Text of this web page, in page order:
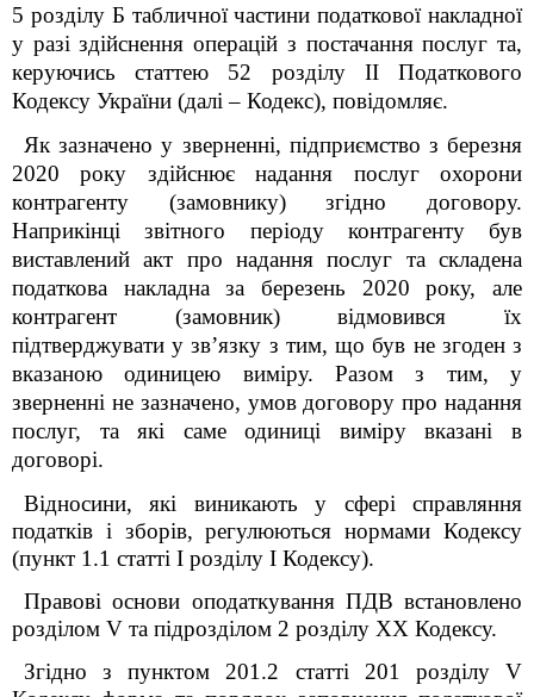
5 розділу Б табличної частини податкової накладної
у разі здійснення операцій з постачання послуг та,
керуючись статтею 52 розділу ІІ Податкового
Кодексу України (далі – Кодекс), повідомляє.
Як зазначено у зверненні, підприємство з березня
2020 року здійснює надання послуг охорони
контрагенту (замовнику) згідно договору.
Наприкінці звітного періоду контрагенту був
виставлений акт про надання послуг та складена
податкова накладна за березень 2020 року, але
контрагент (замовник) відмовився їх
підтверджувати у зв’язку з тим, що був не згоден з
вказаною одиницею виміру. Разом з тим, у
зверненні не зазначено, умов договору про надання
послуг, та які саме одиниці виміру вказані в
договорі.
Відносини, які виникають у сфері справляння
податків і зборів, регулюються нормами Кодексу
(пункт 1.1 статті І розділу I Кодексу).
Правові основи оподаткування ПДВ встановлено
розділом V та підрозділом 2 розділу XX Кодексу.
Згідно з пунктом 201.2 статті 201 розділу V